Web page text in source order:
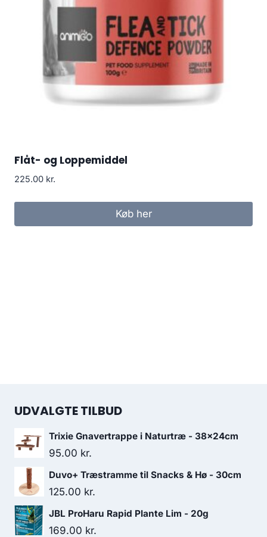
Flåt- og Loppemiddel
225.00 kr.
Køb her
UDVALGTE TILBUD
Trixie Gnavertrappe i Naturtræ - 38x24cm
95.00 kr.
Duvo+ Træstramme til Snacks & Hø - 30cm
125.00 kr.
JBL ProHaru Rapid Plante Lim - 20g
169.00 kr.